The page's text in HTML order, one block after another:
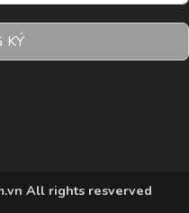
KÝ
All rights resverved